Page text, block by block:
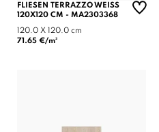
FLIESEN TERRAZZO WEISS
120X120 CM - MA2303368
120.0 X 120.0 cm
71.65 €/m²